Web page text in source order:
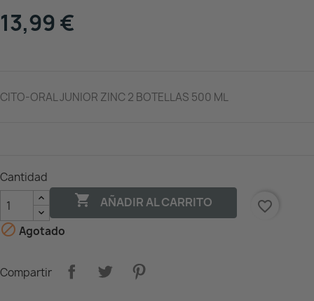
13,99 €
CITO-ORAL JUNIOR ZINC 2 BOTELLAS 500 ML
Cantidad
 AÑADIR AL CARRITO
favorite_border
 Agotado
Compartir